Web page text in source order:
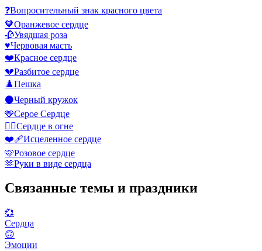
❓Вопросительный знак красного цвета
🧡Оранжевое сердце
🥀Увядшая роза
♥️Червовая масть
❤️Красное сердце
💔Разбитое сердце
♟️Пешка
⚫Черный кружок
🩶Серое Сердце
❤️‍🔥Сердце в огне
❤️‍🩹Исцеленное сердце
🩷Розовое сердце
🫶Руки в виде сердца
Связанные темы и праздники
💞
Сердца
🙃
Эмоции